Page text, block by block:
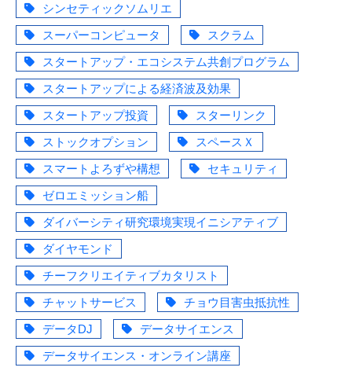
シンセティックソムリエ
スーパーコンピュータ
スクラム
スタートアップ・エコシステム共創プログラム
スタートアップによる経済波及効果
スタートアップ投資
スターリンク
ストックオプション
スペースＸ
スマートよろずや構想
セキュリティ
ゼロエミッション船
ダイバーシティ研究環境実現イニシアティブ
ダイヤモンド
チーフクリエイティブカタリスト
チャットサービス
チョウ目害虫抵抗性
データDJ
データサイエンス
データサイエンス・オンライン講座